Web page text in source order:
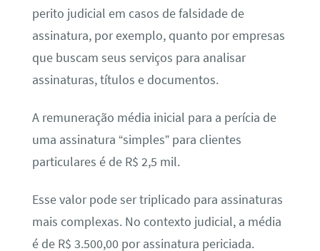
perito judicial em casos de falsidade de
assinatura, por exemplo, quanto por empresas
que buscam seus serviços para analisar
assinaturas, títulos e documentos.
A remuneração média inicial para a perícia de
uma assinatura “simples” para clientes
particulares é de R$ 2,5 mil.
Esse valor pode ser triplicado para assinaturas
mais complexas. No contexto judicial, a média
é de R$ 3.500,00 por assinatura periciada.